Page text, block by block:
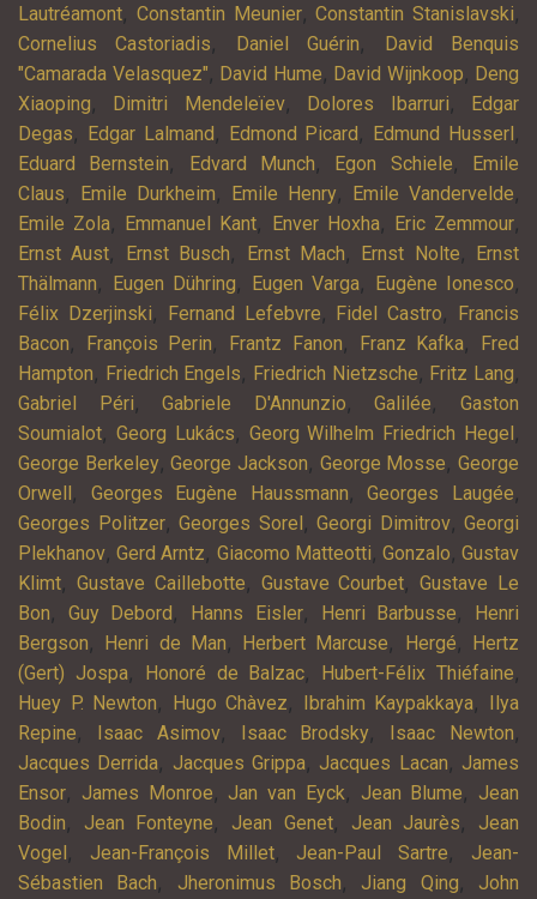
Lautréamont, Constantin Meunier,Constantin Stanislavski,
Cornelius Castoriadis, Daniel Guérin,
David Benquis
"Camarada Velasquez", David Hume, David Wijnkoop, Deng
Xiaoping, Dimitri Mendeleïev, Dolores Ibarruri,
Edgar
Degas, Edgar Lalmand , Edmond Picard , Edmund Husserl ,
Eduard Bernstein, Edvard Munch, Egon Schiele,
Emile
Claus, Emile Durkheim, Emile Henry, Emile Vandervelde,
Emile Zola, Emmanuel Kant, Enver Hoxha, Eric Zemmour,
Ernst Aust, Ernst Busch, Ernst Mach, Ernst Nolte,
Ernst
Thälmann, Eugen Dühring, Eugen Varga, Eugène Ionesco,
Félix Dzerjinski, Fernand Lefebvre, Fidel Castro,
Francis
Bacon, François Perin, Frantz Fanon, Franz Kafka,
Fred
Hampton, Friedrich Engels, Friedrich Nietzsche, Fritz Lang,
Gabriel Péri,Gabriele D'Annunzio,Galilée,Gaston
Soumialot, Georg Lukács, Georg Wilhelm Friedrich Hegel ,
George Berkeley,George Jackson, George Mosse,George
Orwell , Georges Eugène Haussmann,Georges Laugée,
Georges Politzer, Georges Sorel , Georgi Dimitrov, Georgi
Plekhanov,Gerd Arntz, Giacomo Matteotti, Gonzalo,Gustav
Klimt, Gustave Caillebotte, Gustave Courbet,Gustave Le
Bon, Guy Debord , Hanns Eisler, Henri Barbusse,
Henri
Bergson, Henri de Man, Herbert Marcuse, Hergé,
Hertz
(Gert) Jospa, Honoré de Balzac, Hubert-Félix Thiéfaine,
Huey P. Newton, Hugo Chàvez, Ibrahim Kaypakkaya,
Ilya
Repine, Isaac Asimov, Isaac Brodsky, Isaac Newton,
Jacques Derrida, Jacques Grippa, Jacques Lacan, James
Ensor, James Monroe, Jan van Eyck, Jean Blume, Jean
Bodin, Jean Fonteyne, Jean Genet, Jean Jaurès, Jean
Vogel , Jean-François Millet, Jean-Paul Sartre, Jean-
Sébastien Bach, Jheronimus Bosch, Jiang Qing, John